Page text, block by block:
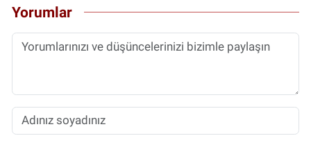
Yorumlar